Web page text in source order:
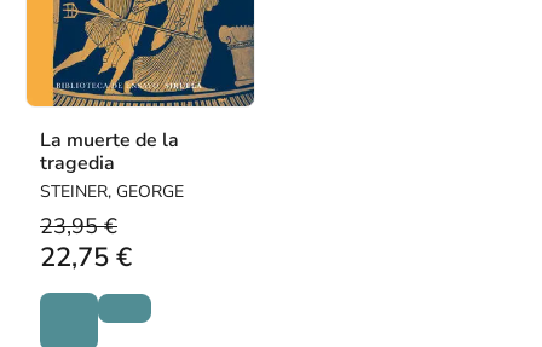
La muerte de la
tragedia
STEINER, GEORGE
23,95 €
22,75 €